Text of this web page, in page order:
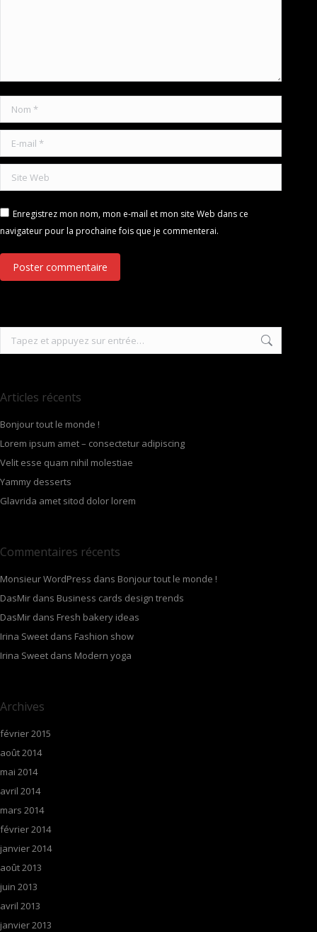
Nom *
E-mail *
Site Web
Enregistrez mon nom, mon e-mail et mon site Web dans ce
navigateur pour la prochaine fois que je commenterai.
Poster commentaire
Articles récents
Bonjour tout le monde !
Lorem ipsum amet – consectetur adipiscing
Velit esse quam nihil molestiae
Yammy desserts
Glavrida amet sitod dolor lorem
Commentaires récents
Monsieur WordPress dans Bonjour tout le monde !
DasMir dans Business cards design trends
DasMir dans Fresh bakery ideas
Irina Sweet dans Fashion show
Irina Sweet dans Modern yoga
Archives
février 2015
août 2014
mai 2014
avril 2014
mars 2014
février 2014
janvier 2014
août 2013
juin 2013
avril 2013
janvier 2013